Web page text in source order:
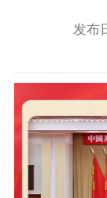
发布